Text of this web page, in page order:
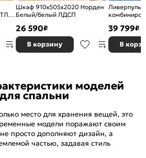
Дуб небраска/
Шкаф 910x505x2020 Норден
Белый/белый ЛДСП
26 590₽
В корзину
Ливерпуль
39 799₽
В
моделей
спальни
место для хранения вещей, это
модели поражают своим
просто дополняют дизайн, а
частью, задавая стиль